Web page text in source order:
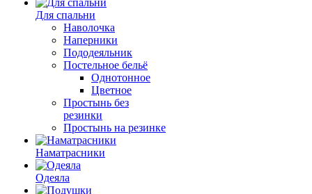
Для спальни
Наволочка
Наперники
Пододеяльник
Постельное бельё
Однотонное
Цветное
Простынь без
резинки
Простынь на резинке
Наматрасники
Одеяла